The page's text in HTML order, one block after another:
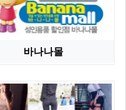
바나나몰